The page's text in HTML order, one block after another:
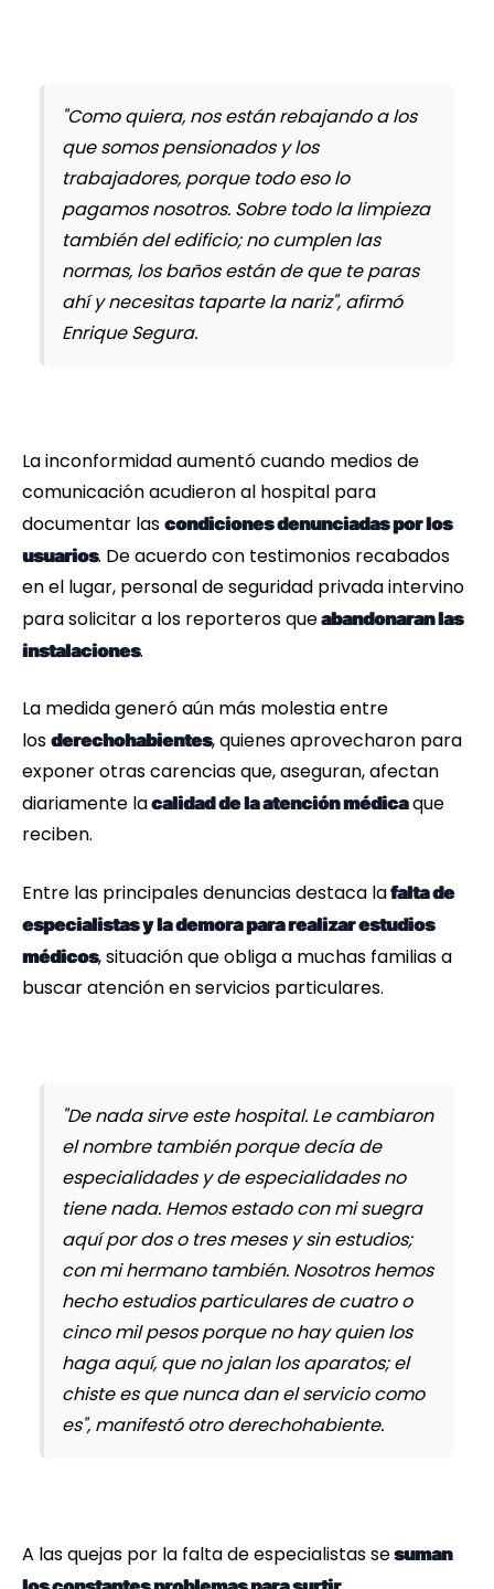
"Como quiera, nos están rebajando a los
que somos pensionados y los
trabajadores, porque todo eso lo
pagamos nosotros. Sobre todo la limpieza
también del edificio; no cumplen las
normas, los baños están de que te paras
ahí y necesitas taparte la nariz", afirmó
Enrique Segura.
La inconformidad aumentó cuando medios de
comunicación acudieron al hospital para
documentar las condiciones denunciadas por los
usuarios. De acuerdo con testimonios recabados
en el lugar, personal de seguridad privada intervino
para solicitar a los reporteros queabandonaran las
instalaciones.
La medida generó aún más molestia entre
los derechohabientes, quienes aprovecharon para
exponer otras carencias que, aseguran, afectan
diariamente lacalidad de la atención médicaque
reciben.
Entre las principales denuncias destaca lafalta de
especialistas y la demora para realizar estudios
médicos, situación que obliga a muchas familias a
buscar atención en servicios particulares.
"De nada sirve este hospital. Le cambiaron
el nombre también porque decía de
especialidades y de especialidades no
tiene nada. Hemos estado con mi suegra
aquí por dos o tres meses y sin estudios;
con mi hermano también. Nosotros hemos
hecho estudios particulares de cuatro o
cinco mil pesos porque no hay quien los
haga aquí, que no jalan los aparatos; el
chiste es que nunca dan el servicio como
es", manifestó otro derechohabiente.
A las quejas por la falta de especialistas sesuman